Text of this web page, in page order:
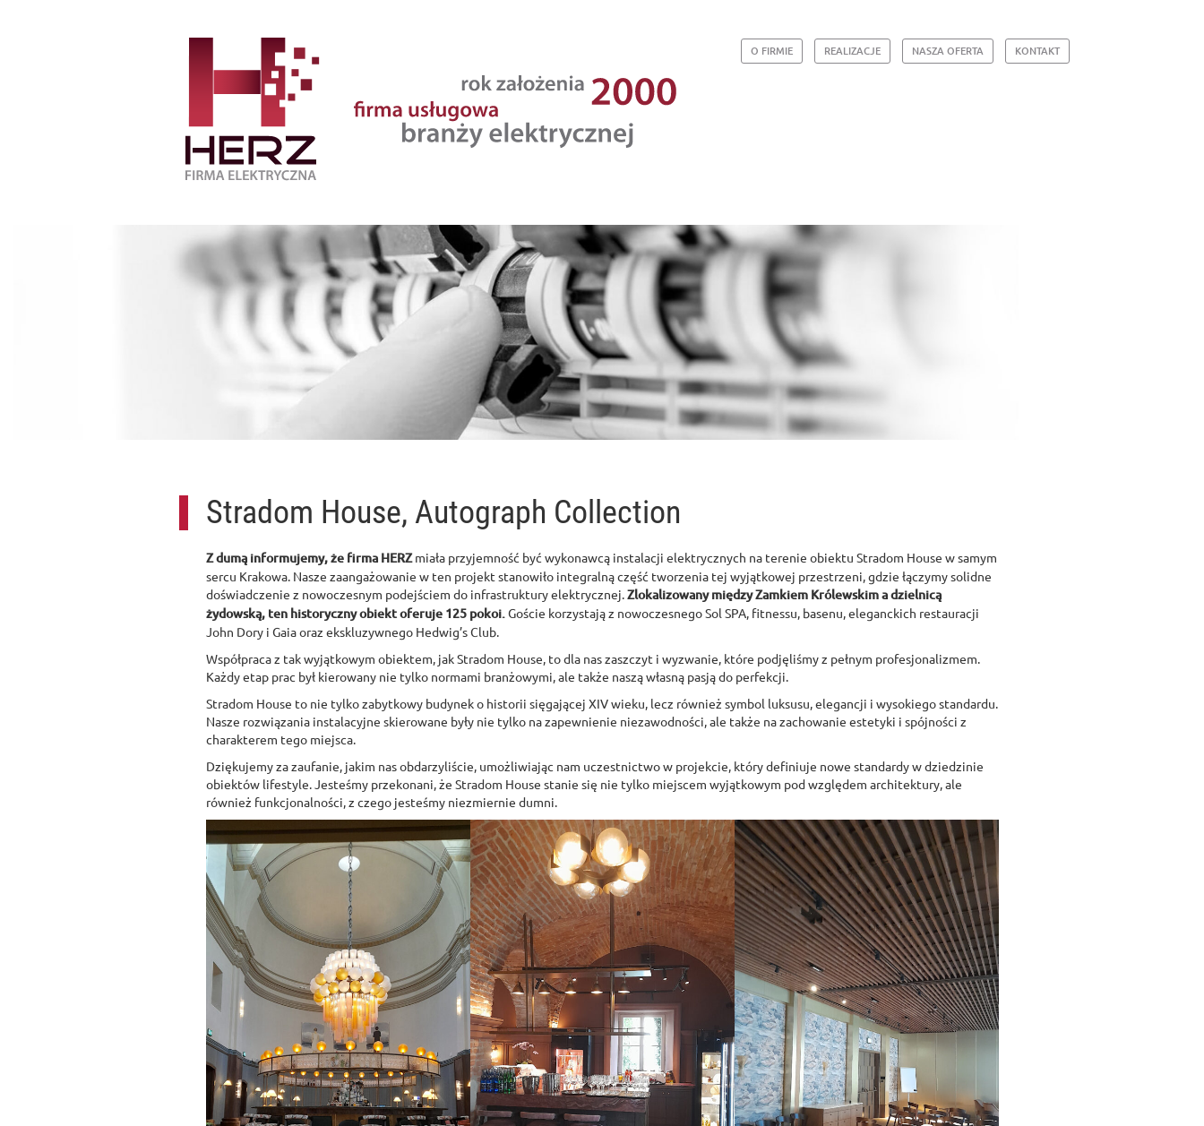
O FIRMIE REALIZACJE NASZA OFERTA KONTAKT
Stradom House, Autograph Collection
Z dumą informujemy, że firma HERZmiała przyjemność być wykonawcą instalacji elektrycznych na terenie obiektu Stradom House w samym
sercu Krakowa. Nasze zaangażowanie w ten projekt stanowiło integralną część tworzenia tej wyjątkowej przestrzeni, gdzie łączymy solidne
doświadczenie z nowoczesnym podejściem do infrastruktury elektrycznej.Zlokalizowany między Zamkiem Królewskim a dzielnicą
żydowską, ten historyczny obiekt oferuje 125 pokoi.Goście korzystają z nowoczesnego Sol SPA, fitnessu, basenu, eleganckich restauracji
John Dory i Gaia oraz ekskluzywnego Hedwig’s Club.
Współpraca z tak wyjątkowym obiektem, jak Stradom House, to dla nas zaszczyt i wyzwanie, które podjęliśmy z pełnym profesjonalizmem.
Każdy etap prac był kierowany nie tylko normami branżowymi, ale także naszą własną pasją do perfekcji.
Stradom House to nie tylko zabytkowy budynek o historii sięgającej XIV wieku, lecz również symbol luksusu, elegancji i wysokiego standardu.
Nasze rozwiązania instalacyjne skierowane były nie tylko na zapewnienie niezawodności, ale także na zachowanie estetyki i spójności z
charakterem tego miejsca.
Dziękujemy za zaufanie, jakim nas obdarzyliście, umożliwiając nam uczestnictwo w projekcie, który definiuje nowe standardy w dziedzinie
obiektów lifestyle. Jesteśmy przekonani, że Stradom House stanie się nie tylko miejscem wyjątkowym pod względem architektury, ale
również funkcjonalności, z czego jesteśmy niezmiernie dumni.